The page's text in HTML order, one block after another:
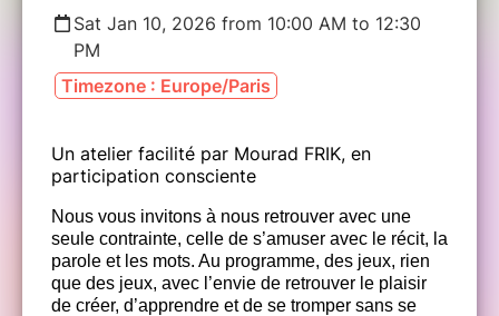
Sat Jan 10, 2026 from 10:00 AM to 12:30
PM
Timezone : Europe/Paris
Un atelier facilité par Mourad FRIK, en
participation consciente
Nous vous invitons à nous retrouver avec une
seule contrainte, celle de s’amuser avec le récit, la
parole et les mots. Au programme, des jeux, rien
que des jeux, avec l’envie de retrouver le plaisir
de créer, d’apprendre et de se tromper sans se